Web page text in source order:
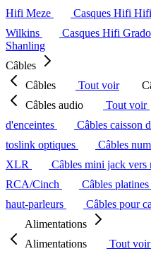
Hifi Meze
Casques Hifi
Wilkins
Casques Hifi Grado
Shanling
Câbles
Câbles
Tout voir
Câbles audio
Tout voir
d'enceintes
Câbles caisson
toslink optiques
Câbles
XLR
Câbles mini jack vers
RCA/Cinch
Câbles
haut-parleurs
Câbles pour
Alimentations
Alimentations
Tout voir